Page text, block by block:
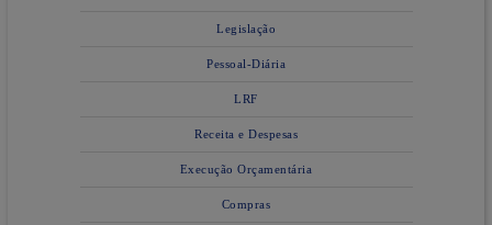
Legislação
Pessoal-Diária
LRF
Receita e Despesas
Execução Orçamentária
Compras